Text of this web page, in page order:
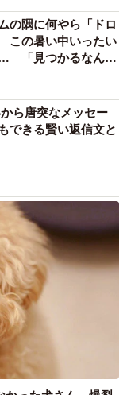
し、いたずらもし
ん返りして、毎日
去は分かりません
ません」
てあげるつもりだ
ていない譲渡会
が重なり、ひとつ
なかったでしょ
ったというか。え
いてくれたのかな
かったことを、
先代猫たちにやっ
」と思っている。
んですね」
「予定なし」が約半
い分け」が鮮明に
の病院生活があま
筆持ってこい！」→
が仰天「これ、売れ
さん、専業主婦な
母は泣きながら対
った今もたまに思い